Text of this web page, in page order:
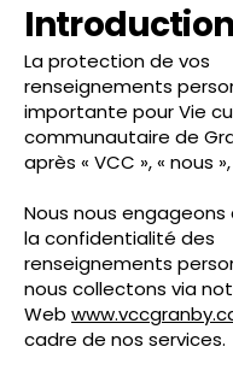
Introduction
La protection de vos
renseignements
importante pour Vie
communautaire de
après « VCC », « nous
Nous nous
la confidentialité des
renseignements
nous collectons via
Web
cadre de nos services.